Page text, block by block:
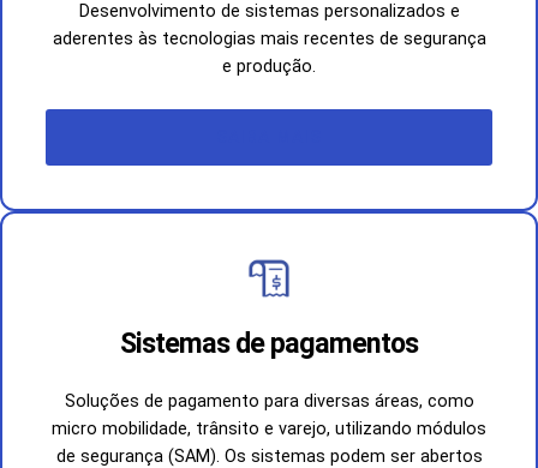
Desenvolvimento de sistemas personalizados e
aderentes às tecnologias mais recentes de segurança
e produção.
Sistemas de pagamentos
Soluções de pagamento para diversas áreas, como
micro mobilidade, trânsito e varejo, utilizando módulos
de segurança (SAM). Os sistemas podem ser abertos